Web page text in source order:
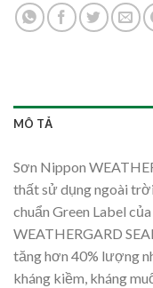
MÔ TẢ
Sơn Nippon
thất sử dụng ngoài
chuẩn Green Label
WEATHERGARD
tăng hơn 40% lượng
kháng kiềm, kháng